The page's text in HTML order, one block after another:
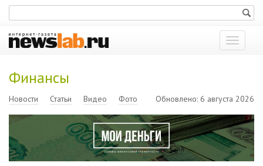
Показать
меню
Финансы
Новости Статьи Видео Фото Обновлено: 6 августа 2026